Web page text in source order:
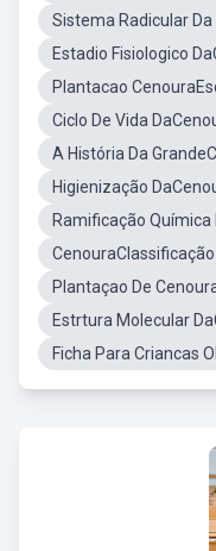
Sistema Radicular
Estadio Fisiologico
Plantacao
Ciclo De Vida
A História Da
Higienização
Ramificação Química
Plantaçao De
Estrtura Molecular
Ficha Para Criancas